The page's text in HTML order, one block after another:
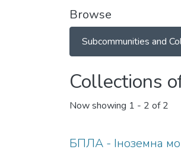
Browse
Subcommunities and
Collections
Now showing 1 - 2 of 2
БПЛА - Іноземна